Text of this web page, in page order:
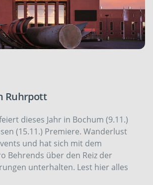
Ruhrpott
dieses Jahr in ­Bochum (9.11.)
(15.11.) Premiere. Wanderlust
und hat sich mit dem
Behrends über den Reiz der
unterhalten. Lest hier alles